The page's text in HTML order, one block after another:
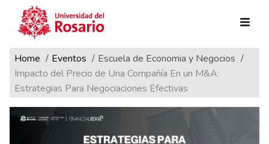
Pasar al contenido principal
Ruta de navegación
Home Eventos
Escuela de Economia y Negocios
Impacto del Precio de Una Compañía En un M&A:
Estrategias Para Negociaciones Efectivas